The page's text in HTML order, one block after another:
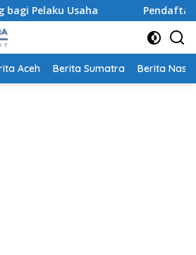
Usaha Pendaftaran Beasiswa
Aceh Berita Sumatra Berita